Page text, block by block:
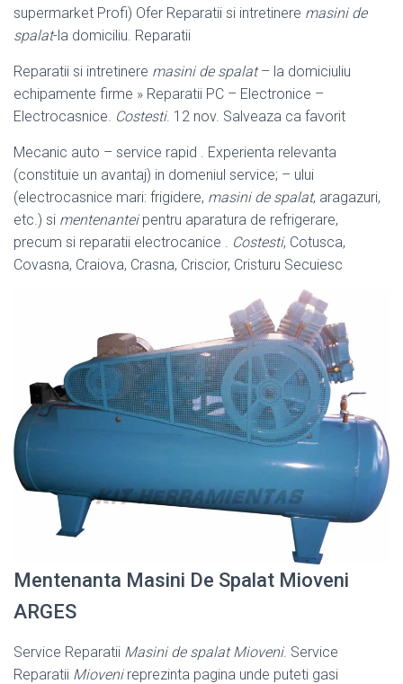
supermarket Profi) Ofer Reparatii si intretinere masini de
spalat-la domiciliu. Reparatii
Reparatii si intretinere masini de spalat– la domiciuliu
echipamente firme » Reparatii PC – Electronice –
Electrocasnice. Costesti. 12 nov. Salveaza ca favorit
Mecanic auto – service rapid . Experienta relevanta
(constituie un avantaj) in domeniul service; – ului
(electrocasnice mari: frigidere, masini de spalat, aragazuri,
etc.) si mentenanteipentru aparatura de refrigerare,
precum si reparatii electrocanice .
Costesti, Cotusca,
Covasna, Craiova, Crasna, Criscior, Cristuru Secuiesc
Mentenanta Masini De Spalat Mioveni
ARGES
Service Reparatii Masini de spalat Mioveni. Service
Reparatii Miovenireprezinta pagina unde puteti gasi